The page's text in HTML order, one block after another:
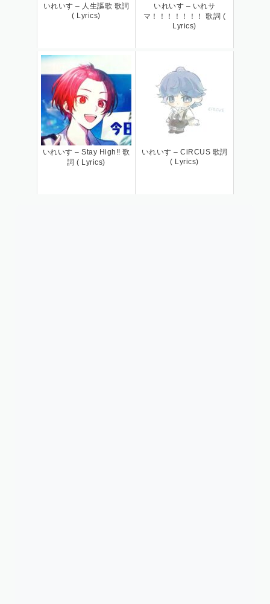
いれいす – 人生謳歌 歌詞
( Lyrics)
いれいす – いれサ
マ！！！！！！！ 歌詞 (
Lyrics)
いれいす – Stay High!! 歌
詞 ( Lyrics)
いれいす – CiRCUS 歌詞
( Lyrics)